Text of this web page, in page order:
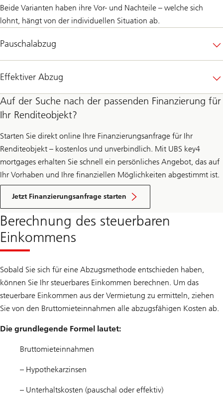
Beide Varianten haben ihre Vor- und Nachteile – welche sich
lohnt, hängt von der individuellen Situation ab.
Pauschalabzug
Effektiver Abzug
Auf der Suche nach der passenden Finanzierung für
Ihr Renditeobjekt?
Starten Sie direkt online Ihre Finanzierungsanfrage für Ihr
Renditeobjekt – kostenlos und unverbindlich. Mit UBS key4
mortgages erhalten Sie schnell ein persönliches Angebot, das auf
Ihr Vorhaben und Ihre finanziellen Möglichkeiten abgestimmt ist.
Jetzt Finanzierungsanfrage starten
Berechnung des steuerbaren
Einkommens
Sobald Sie sich für eine Abzugsmethode entschieden haben,
können Sie Ihr steuerbares Einkommen berechnen. Um das
steuerbare Einkommen aus der Vermietung zu ermitteln, ziehen
Sie von den Bruttomieteinnahmen alle abzugsfähigen Kosten ab.
Die grundlegende Formel lautet:
Bruttomieteinnahmen
– Hypothekarzinsen
– Unterhaltskosten (pauschal oder effektiv)